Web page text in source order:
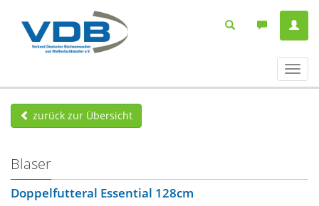
ein-/
zurück zur Übersicht
Blaser
Doppelfutteral Essential 128cm